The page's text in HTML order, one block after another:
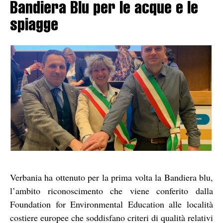
Bandiera Blu per le acque e le
spiagge
Verbania ha ottenuto per la prima volta la Bandiera blu,
l’ambito riconoscimento che viene conferito dalla
Foundation for Environmental Education alle località
costiere europee che soddisfano criteri di qualità relativi